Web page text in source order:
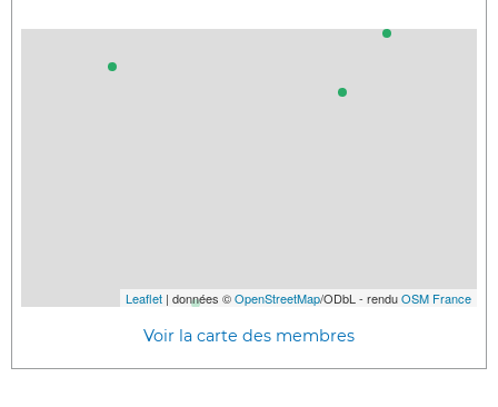
Leaflet | données ©OpenStreetMap/ODbL - renduOSM France
Voir la carte des membres